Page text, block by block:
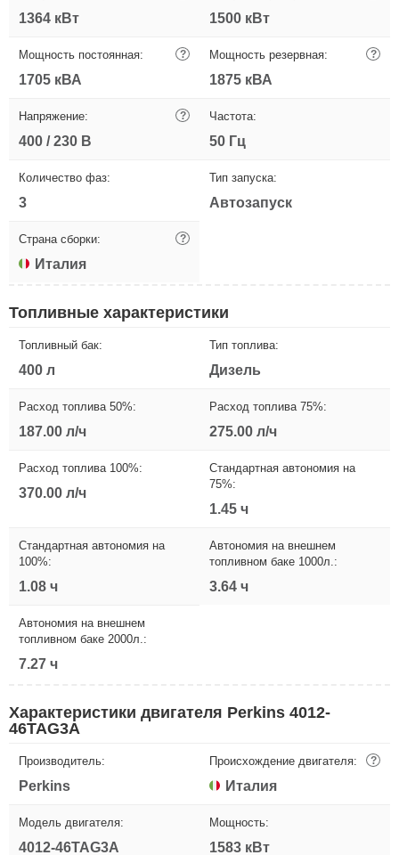
1364 кВт 1500 кВт
Мощность постоянная: ?
1705 кВА
Мощность резервная: ?
1875 кВА
Напряжение: ?
400 / 230 В
Частота:
50 Гц
Количество фаз:
3
Тип запуска:
Автозапуск
Страна сборки: ?
Италия
Топливные характеристики
Топливный бак:
400 л
Тип топлива:
Дизель
Расход топлива 50%:
187.00 л/ч
Расход топлива 75%:
275.00 л/ч
Расход топлива 100%:
370.00 л/ч
Стандартная автономия на
75%:
1.45 ч
Стандартная автономия на
100%:
1.08 ч
Автономия на внешнем
топливном баке 1000л.:
3.64 ч
Автономия на внешнем
топливном баке 2000л.:
7.27 ч
Характеристики двигателя Perkins 4012-
46TAG3A
Производитель:
Perkins
Происхождение двигателя: ?
Италия
Модель двигателя:
4012-46TAG3A
Мощность:
1583 кВт